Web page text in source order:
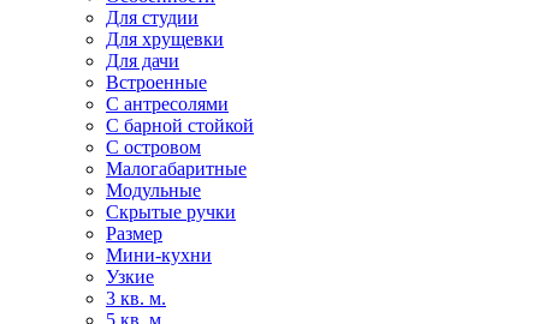
Для студии
Для хрущевки
Для дачи
Встроенные
С антресолями
С барной стойкой
С островом
Малогабаритные
Модульные
Скрытые ручки
Размер
Мини-кухни
Узкие
3 кв. м.
5 кв. м.